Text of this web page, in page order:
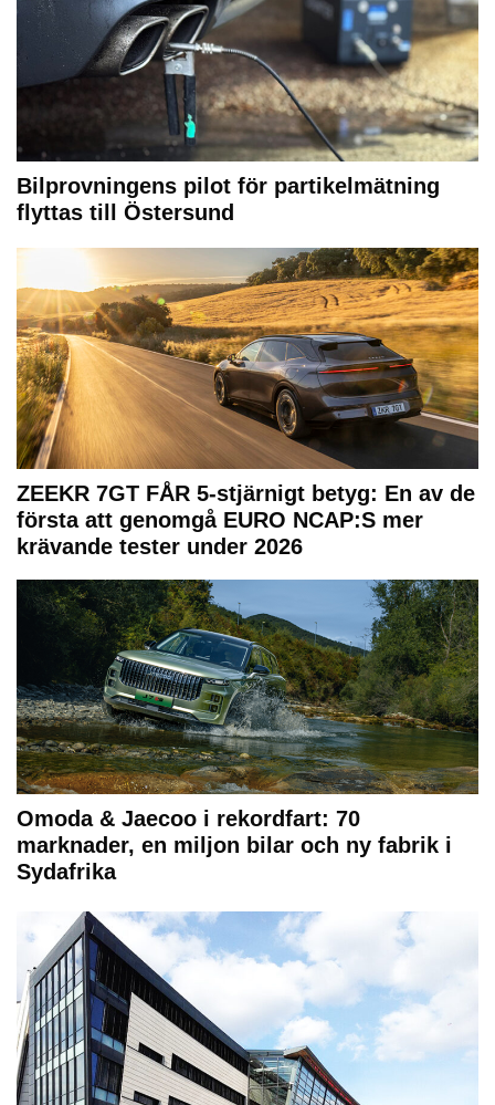
Bilprovningens pilot för partikelmätning
flyttas till Östersund
ZEEKR 7GT FÅR 5-stjärnigt betyg: En av de
första att genomgå EURO NCAP:S mer
krävande tester under 2026
Omoda & Jaecoo i rekordfart: 70
marknader, en miljon bilar och ny fabrik i
Sydafrika